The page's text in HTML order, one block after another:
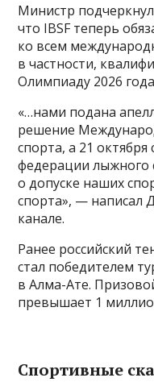
Министр
что IBSF теперь
ко всем
в частности,
Олимпиаду 2026
«…нами подана
решение
спорта, а 21
федерации лыжного
о допуске наших
спорта», — написал
канале.
Ранее российский
стал победителем
в Алма-Ате.
превышает 1
Спортивные